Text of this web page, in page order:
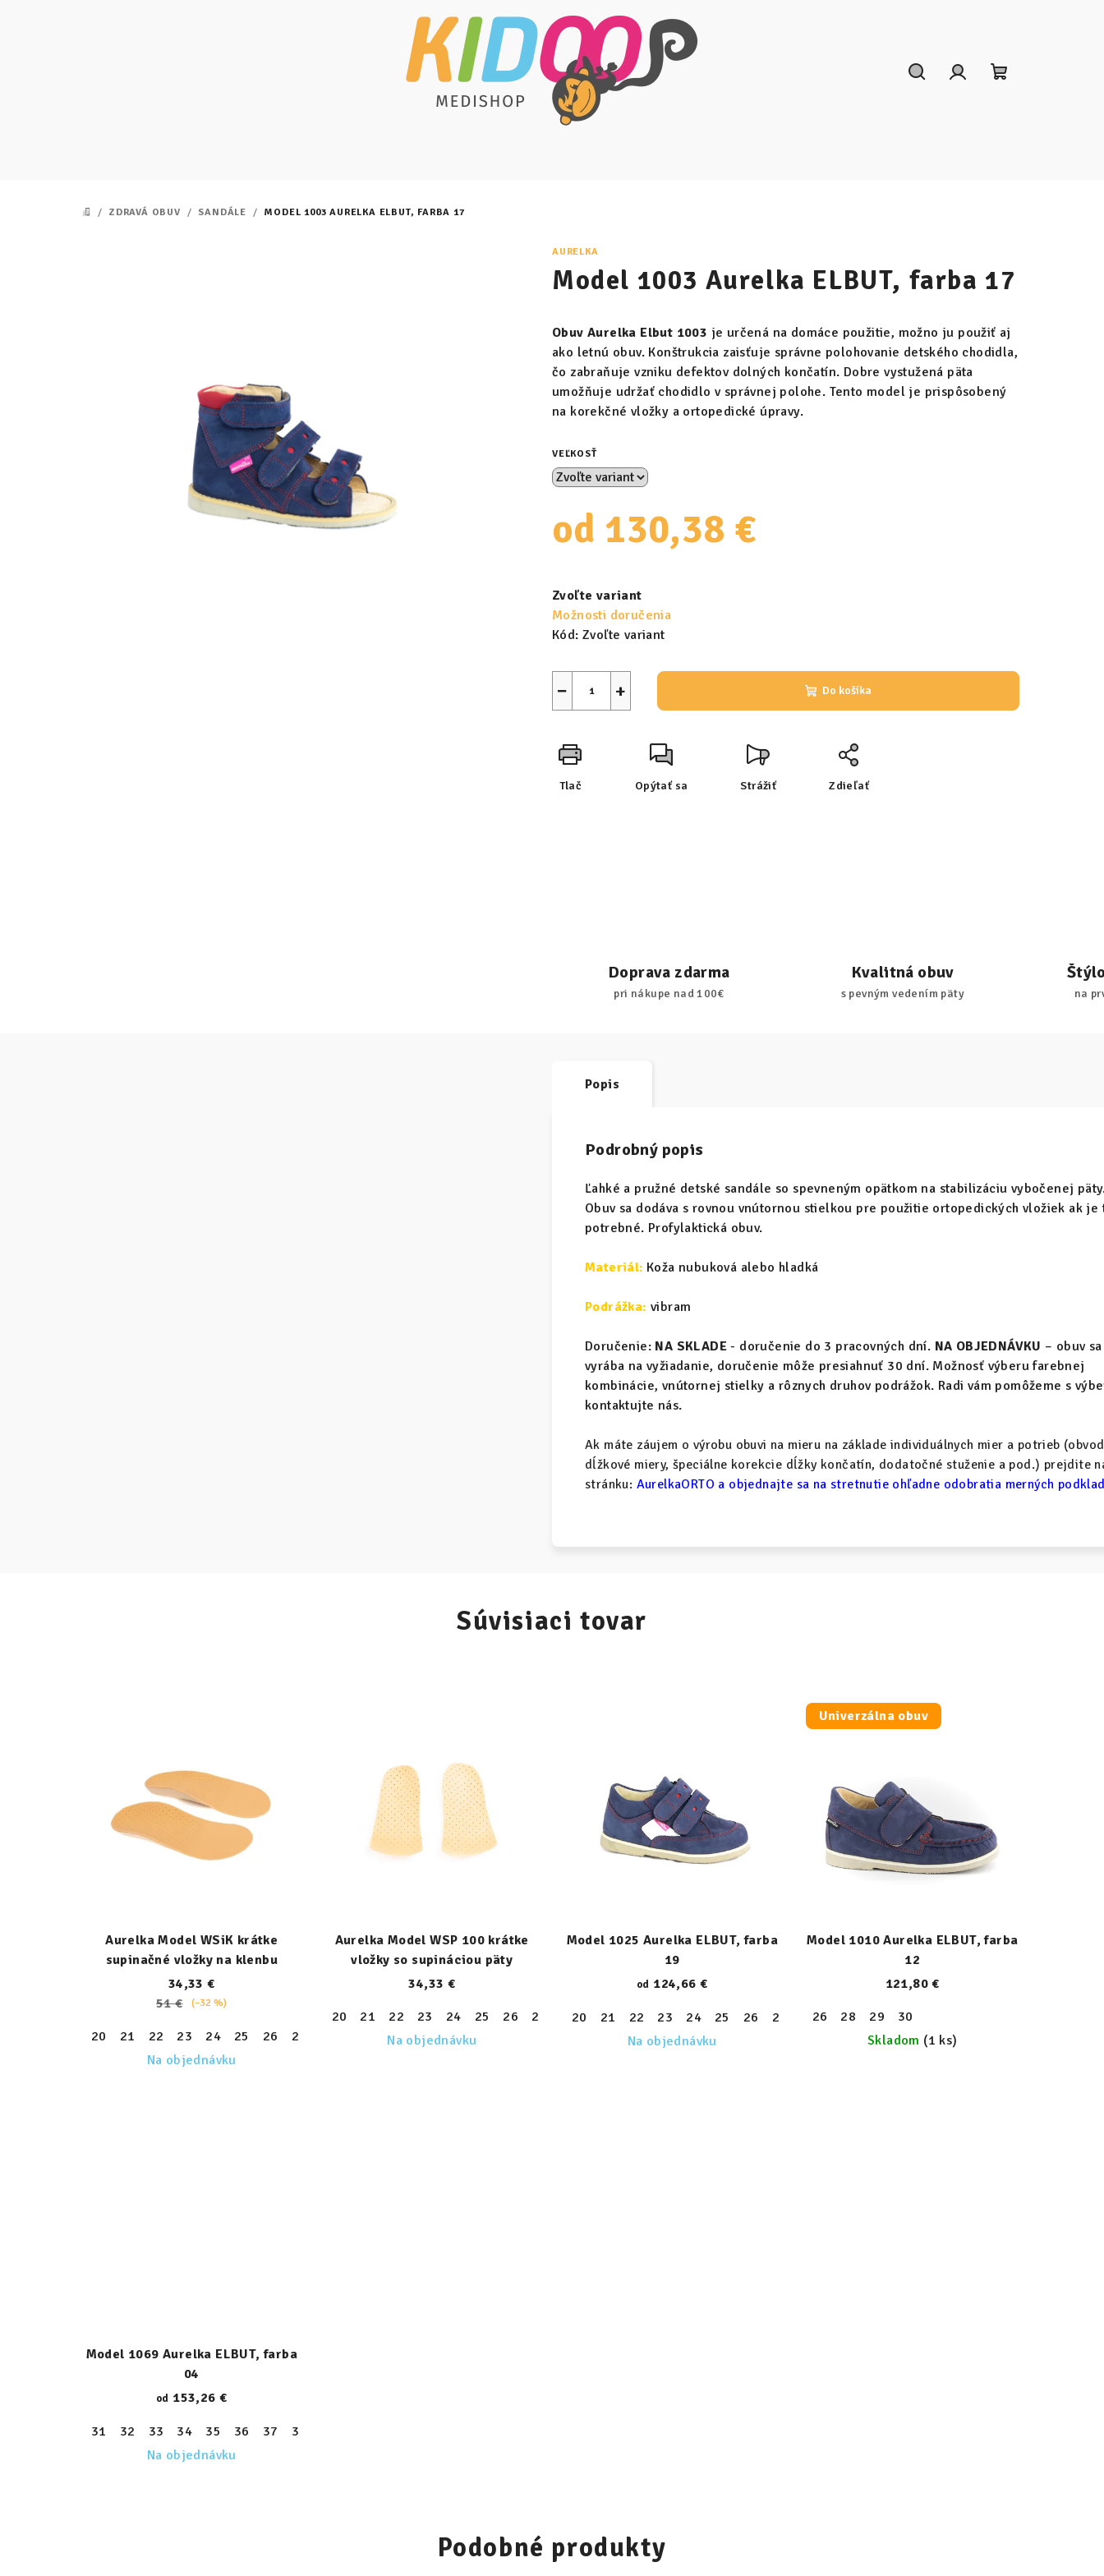
DOMOV
/ ZDRAVÁ OBUV / SANDÁLE / MODEL 1003 AURELKA ELBUT, FARBA 17
AURELKA
Model 1003 Aurelka ELBUT, farba 17
Obuv Aurelka Elbut 1003 je určená na domáce použitie, možno ju použiť aj
ako letnú obuv. Konštrukcia zaisťuje správne polohovanie detského chodidla,
čo zabraňuje vzniku defektov dolných končatín. Dobre vystužená päta
umožňuje udržať chodidlo v správnej polohe. Tento model je prispôsobený
na korekčné vložky a ortopedické úpravy.
VEĽKOSŤ
od 130,38 €
cena:
Zvoľte variant
Možnosti doručenia
Kód: Zvoľte variant
+
− Do košíka
Tlač Opýtať sa Strážiť Zdieľať
Doprava zdarma
pri nákupe nad 100€
Kvalitná obuv
s pevným vedením päty na
Popis
Podrobný popis
Ľahké a pružné detské sandále so spevneným opätkom na stabilizáciu vybočenej
Obuv sa dodáva s rovnou vnútornou stielkou pre použitie ortopedických vložiek ak je
potrebné. Profylaktická obuv.
Materiál: Koža nubuková alebo hladká
Podrážka: vibram
Doručenie: NA SKLADE - doručenie do 3 pracovných dní. NA OBJEDNÁVKU – obuv sa
vyrába na vyžiadanie, doručenie môže presiahnuť 30 dní. Možnosť výberu farebnej
kombinácie, vnútornej stielky a rôznych druhov podrážok. Radi vám pomôžeme s
kontaktujte nás.
Ak máte záujem o výrobu obuvi na mieru na základe individuálnych mier a potrieb
dĺžkové miery, špeciálne korekcie dĺžky končatín, dodatočné stuženie a pod.) prejdite
stránku: AurelkaORTO a objednajte sa na stretnutie ohľadne odobratia merných
Súvisiaci tovar
Aurelka Model WSiK krátke
supinačné vložky na klenbu
34,33 €
51 €
(–32 %)
20 21 22 23 24 25 26 27 30 31 32 33
39
Na objednávku
Aurelka Model WSP 100 krátke
vložky so supináciou päty
34,33 €
20
21 22 23 24 25 26 27 28 29 30 31 32 33 34 35 37 38
39
Na objednávku
Model 1025 Aurelka ELBUT, farba
19
od 124,66 €
20 21 22 23 24 25 26 27 28 29 30 31
Na objednávku
Univerzálna obuv
Model 1010 Aurelka ELBUT, farba
12
121,80 €
26
28 29
30
Skladom (1 ks)
Model 1069 Aurelka ELBUT, farba
04
od 153,26 €
31 32 33 34 35 36 37 38
Na objednávku
Podobné produkty